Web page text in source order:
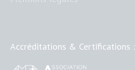
Accréditations & Certifications :